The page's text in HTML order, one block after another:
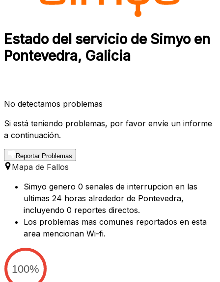
Estado del servicio de Simyo en
Pontevedra, Galicia
No detectamos problemas
Si está teniendo problemas, por favor envíe un informe
a continuación.
Reportar Problemas
Mapa de Fallos
Simyo genero 0 senales de interrupcion en las
ultimas 24 horas alrededor de Pontevedra,
incluyendo 0 reportes directos.
Los problemas mas comunes reportados en esta
area mencionan Wi-fi.
100%